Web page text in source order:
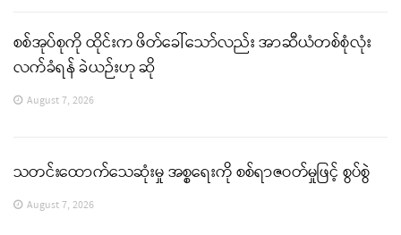
စစ်အုပ်စုကို ထိုင်းက ဖိတ်ခေါ်သော်လည်း အာဆီယံတစ်စုံလုံး
လက်ခံရန် ခဲယဉ်းဟု ဆို
August 7, 2026
သတင်းထောက်သေဆုံးမှု အစ္စရေးကို စစ်ရာဇဝတ်မှုဖြင့် စွပ်စွဲ
August 7, 2026